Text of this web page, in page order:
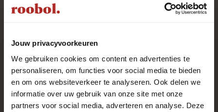
Jouw privacyvoorkeuren
We gebruiken cookies om content en advertenties te
personaliseren, om functies voor social media te bieden
en om ons websiteverkeer te analyseren. Ook delen we
informatie over uw gebruik van onze site met onze
partners voor social media, adverteren en analyse. Deze
Expressclick G5
Keuken, Slaapkamer, Thuiskantoor, Woonkamer